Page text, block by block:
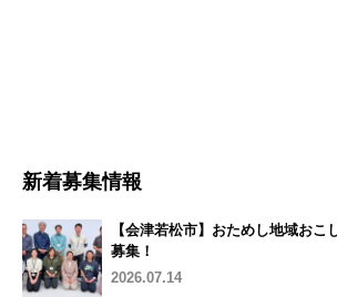
新着募集情報
【会津若松市】おためし地域おこ
募集！
2026.07.14